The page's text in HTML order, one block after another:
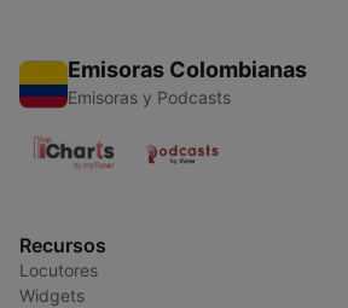
Emisoras Colombianas
Emisoras y Podcasts
Recursos
Locutores
Widgets